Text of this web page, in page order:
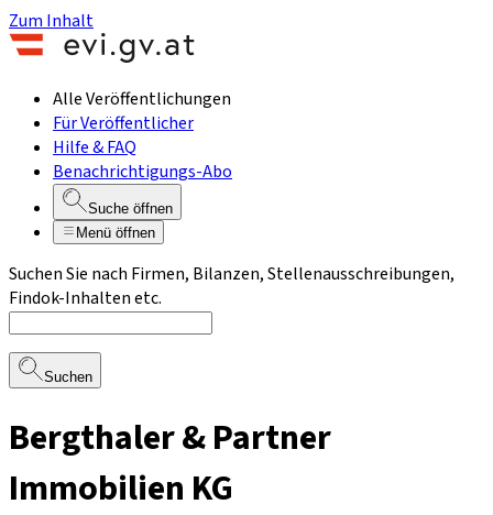
Zum Inhalt
Alle Veröffentlichungen
Für Veröffentlicher
Hilfe & FAQ
Benachrichtigungs-Abo
Suche öffnen
Menü öffnen
Suchen Sie nach Firmen, Bilanzen, Stellenausschreibungen,
Findok-Inhalten etc.
Suchen
Bergthaler & Partner
Immobilien KG